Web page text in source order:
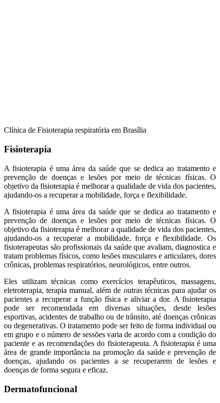
Clínica de Fisioterapia respiratória em Brasília
Fisioterapia
A fisioterapia é uma área da saúde que se dedica ao tratamento e
prevenção de doenças e lesões por meio de técnicas físicas. O
objetivo da fisioterapia é melhorar a qualidade de vida dos pacientes,
ajudando-os a recuperar a mobilidade, força e flexibilidade.
A fisioterapia é uma área da saúde que se dedica ao tratamento e
prevenção de doenças e lesões por meio de técnicas físicas. O
objetivo da fisioterapia é melhorar a qualidade de vida dos pacientes,
ajudando-os a recuperar a mobilidade, força e flexibilidade. Os
fisioterapeutas são profissionais da saúde que avaliam, diagnostica e
tratam problemas físicos, como lesões musculares e articulares, dores
crônicas, problemas respiratórios, neurológicos, entre outros.
Eles utilizam técnicas como exercícios terapêuticos, massagens,
eletroterapia, terapia manual, além de outras técnicas para ajudar os
pacientes a recuperar a função física e aliviar a dor. A fisioterapia
pode ser recomendada em diversas situações, desde lesões
esportivas, acidentes de trabalho ou de trânsito, até doenças crônicas
ou degenerativas. O tratamento pode ser feito de forma individual ou
em grupo e o número de sessões varia de acordo com a condição do
paciente e as recomendações do fisioterapeuta. A fisioterapia é uma
área de grande importância na promoção da saúde e prevenção de
doenças, ajudando os pacientes a se recuperarem de lesões e
doenças de forma segura e eficaz.
Dermatofuncional